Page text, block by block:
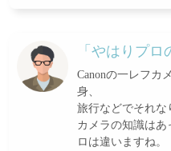
「やはりプ
Canonの一レフカ
身、
旅行などでそれな
カメラの知識は
ロは違いますね。